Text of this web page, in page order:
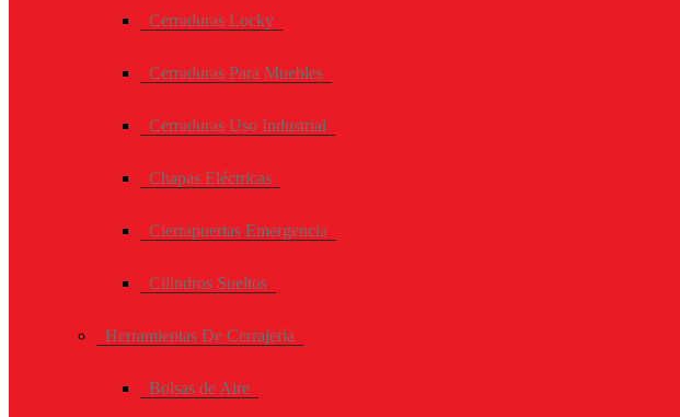
Cerraduras Locky
Cerraduras Para Muebles
Cerraduras Uso Industrial
Chapas Eléctricas
Cierrapuertas Emergencia
Cilindros Sueltos
Herramientas De Cerrajería
Bolsas de Aire